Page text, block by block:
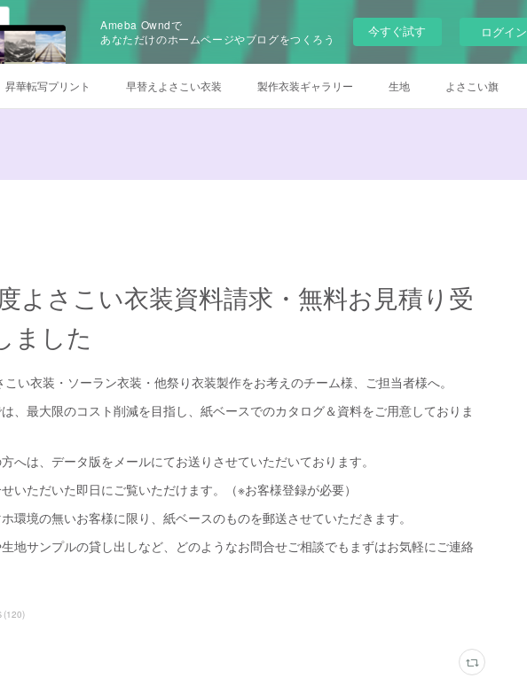
Ameba Owndで
あなただけのホームページやブログをつくろう
今すぐ試す ログイン
昇華転写プリント 早替えよさこい衣装 製作衣装ギャラリー 生地 よさこい旗
よさこい衣装資料請求・無料お見積り受
ました
い衣装・ソーラン衣装・他祭り衣装製作をお考えのチーム様、ご担当者様へ。
、最大限のコスト削減を目指し、紙ベースでのカタログ＆資料をご用意しておりま
へは、データ版をメールにてお送りさせていただいております。
いただいた即日にご覧いただけます。（※お客様登録が必要）
環境の無いお客様に限り、紙ベースのものを郵送させていただきます。
地サンプルの貸し出しなど、どのようなお問合せご相談でもまずはお気軽にご連絡
(120)